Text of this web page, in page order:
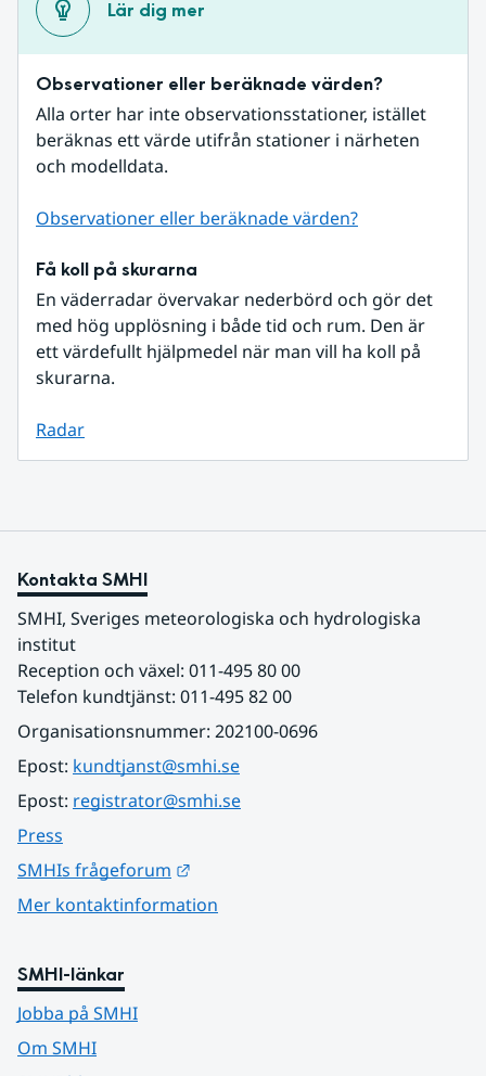
Lär dig mer
Observationer eller beräknade värden?
Alla orter har inte observationsstationer, istället
beräknas ett värde utifrån stationer i närheten
och modelldata.
Observationer eller beräknade värden?
Få koll på skurarna
En väderradar övervakar nederbörd och gör det
med hög upplösning i både tid och rum. Den är
ett värdefullt hjälpmedel när man vill ha koll på
skurarna.
Radar
Kontakta SMHI
SMHI, Sveriges meteorologiska och hydrologiska
institut
Reception och växel: 011-495 80 00
Telefon kundtjänst: 011-495 82 00
Organisationsnummer: 202100-0696
Epost: kundtjanst@smhi.se
Epost: registrator@smhi.se
Press
SMHIs frågeforum
Mer kontaktinformation
SMHI-länkar
Jobba på SMHI
Om SMHI